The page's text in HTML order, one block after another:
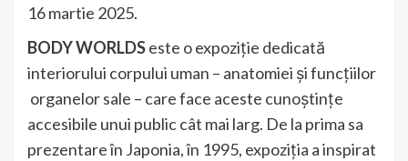
16 martie 2025.
BODY WORLDSeste o expoziție dedicată
interiorului corpului uman – anatomiei și funcțiilor
organelor sale – care face aceste cunoștințe
accesibile unui public cât mai larg. De la prima sa
prezentare în Japonia, în 1995, expoziția a inspirat